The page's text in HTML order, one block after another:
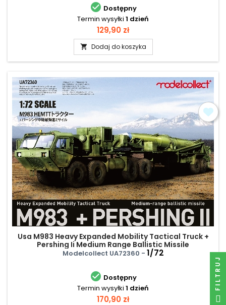
 Dostępny
Termin wysyłki 1 dzień
Cena
129,90 zł
 Dodaj do koszyka
Usa M983 Heavy Expanded Mobility Tactical Truck +
Pershing Ii Medium Range Ballistic Missile
Modelcollect UA72360 - 1/72
 Dostępny
Termin wysyłki 1 dzień
Cena
170,90 zł
FILTRUJ